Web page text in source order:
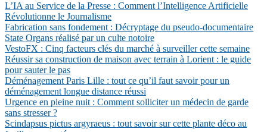
L’IA au Service de la Presse : Comment l’Intelligence Artificielle
Révolutionne le Journalisme
Fabrication sans fondement : Décryptage du pseudo-documentaire
State Organs réalisé par un culte notoire
VestoFX : Cinq facteurs clés du marché à surveiller cette semaine
Réussir sa construction de maison avec terrain à Lorient : le guide
pour sauter le pas
Déménagement Paris Lille : tout ce qu’il faut savoir pour un
déménagement longue distance réussi
Urgence en pleine nuit : Comment solliciter un médecin de garde
sans stresser ?
Scindapsus pictus argyraeus : tout savoir sur cette plante déco au